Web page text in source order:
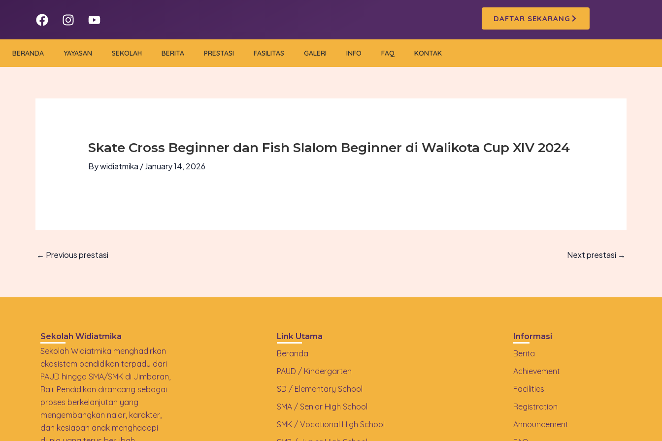
F
a
c
e
k
I
n
s
t
a
Y
o
u
DAFTAR SEKARANG
BERANDA YAYASAN SEKOLAH BERITA PRESTASI FASILITAS GALERI INFO FAQ KONTAK
Skate Cross Beginner dan Fish Slalom Beginner di Walikota Cup XIV 2024
Bywidiatmika /January 14, 2026
← Previous prestasi Next prestasi →
Sekolah Widiatmika
Sekolah Widiatmika menghadirkan
ekosistem pendidikan terpadu dari
PAUD hingga SMA/SMK di Jimbaran,
Bali. Pendidikan dirancang sebagai
proses berkelanjutan yang
mengembangkan nalar, karakter,
dan kesiapan anak menghadapi
Link Utama
Beranda
PAUD / Kindergarten
SD / Elementary School
SMA / Senior High School
SMK / Vocational High School
Informasi
Berita
Achievement
Facilities
Registration
Announcement